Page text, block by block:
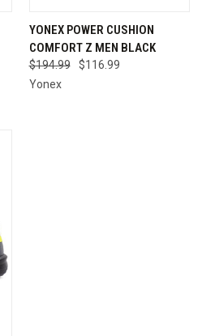
YONEX POWER CUSHION
COMFORT Z MEN BLACK
$194.99
$116.99
Yonex